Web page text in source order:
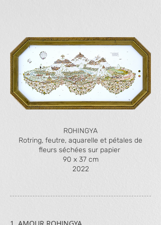
2
3
1
ROHINGYA
Rotring, feutre, aquarelle et pétales de
fleurs séchées sur papier
90 x 37 cm
2022